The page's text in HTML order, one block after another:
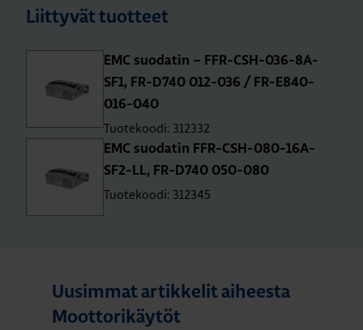
Liittyvät tuotteet
EMC suodatin – FFR-CSH-036-8A-
SF1, FR-D740 012-036 / FR-E840-
016-040
Tuotekoodi: 312332
EMC suodatin FFR-CSH-080-16A-
SF2-LL, FR-D740 050-080
Tuotekoodi: 312345
Uusimmat artikkelit aiheesta
Moottorikäytöt